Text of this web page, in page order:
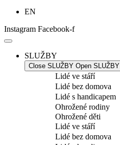
EN
Instagram Facebook-f
SLUŽBY
Close SLUŽBY Open SLUŽBY
Lidé ve stáří
Lidé bez domova
Lidé s handicapem
Ohrožené rodiny
Ohrožené děti
Lidé ve stáří
Lidé bez domova